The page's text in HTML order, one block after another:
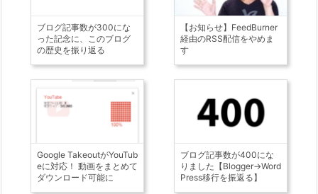
ブログ記事数が300にな
った記念に、このブログ
の歴史を振り返る
【お知らせ】FeedBurner
経由のRSS配信をやめま
す
Google TakeoutがYouTub
eに対応！ 動画をまとめて
ダウンロード可能に
ブログ記事数が400にな
りました【Blogger→Word
Press移行を振返る】